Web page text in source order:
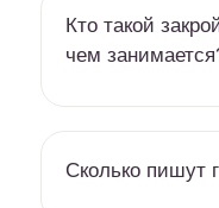
Кто такой
чем
Сколько пишут